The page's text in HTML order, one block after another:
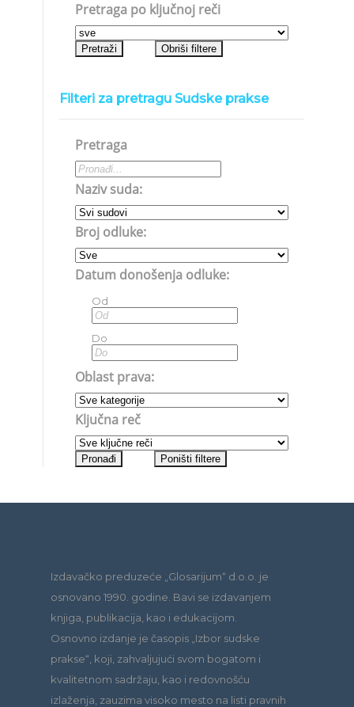
Pretraga po ključnoj reči
Filteri za pretragu Sudske prakse
Pretraga
Naziv suda:
Broj odluke:
Datum donošenja odluke:
Od
Do
Oblast prava:
Ključna reč
Izdavačko preduzeće „Glosarijum“ d.o.o. je
osnovano 1990. godine. Bavi se izdavanjem
knjiga, publikacija, kao i edukacijom.
Osnovno izdanje je časopis „Izbor sudske
prakse“, koji, zahvaljujući svom bogatom i
kvalitetnom sadržaju, kao i redovnošću
izlaženja, zauzima visoko mesto na listi pravnih